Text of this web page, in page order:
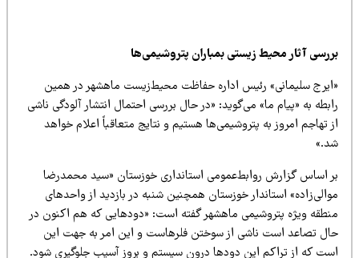
آثار محیط زیستی بمباران پتروشیمیها
سلیمانی» رئیس اداره حفاظت محیط‌زیست ماهشهر در همین
به «پیام ما» می‌گوید: «در حال بررسی احتمال انتشار آلودگی ناشی
تهاجم امروز به پتروشیمی‌ها هستیم و نتایج متعاقباً اعلام خواهد
اساس گزارش روابط‌عمومی استانداری خوزستان «سید محمدرضا
استاندار خوزستان همچنین شنبه در بازدید از واحدهای
ویژه پتروشیمی ماهشهر گفته است: «دودهایی که هم اکنون در
تصاعد است ناشی از سوختن فلرهاست و این امر به جهت این
که از تراکم این دودها درون سیستم و بروز آسیب جلوگیری شود.